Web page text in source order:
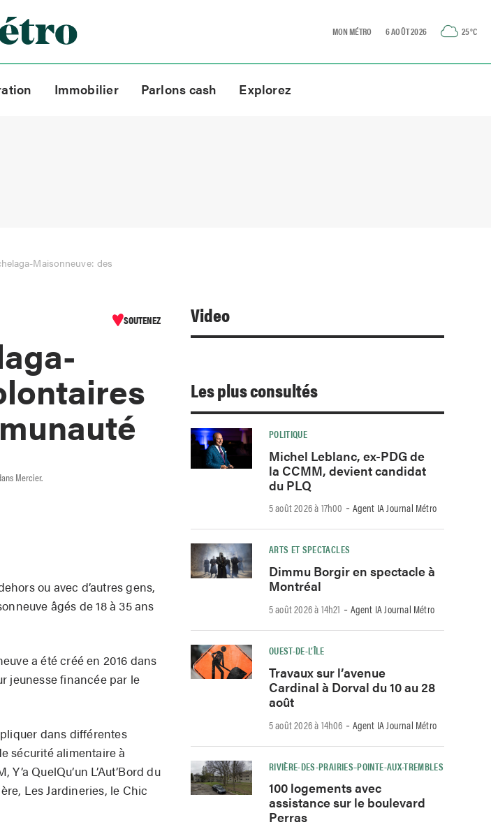
MON MÉTRO 6 AOÛT 2026 25°C
Immobilier Parlons cash Explorez
Maisonneuve: des
SOUTENEZ
Mercier.
ou avec d’autres gens,
âgés de 18 à 35 ans
a été créé en 2016 dans
jeunesse financée par le
dans différentes
sécurité alimentaire à
QuelQu’un L’Aut’Bord du
Les Jardineries, le Chic
Video
Les plus consultés
POLITIQUE
Michel Leblanc, ex-PDG de
la CCMM, devient candidat
du PLQ
5 août 2026 à 17h00 -Agent IA Journal Métro
ARTS ET SPECTACLES
Dimmu Borgir en spectacle à
Montréal
5 août 2026 à 14h21 -Agent IA Journal Métro
OUEST-DE-L’ÎLE
Travaux sur l’avenue
Cardinal à Dorval du 10 au 28
août
5 août 2026 à 14h06 -Agent IA Journal Métro
RIVIÈRE-DES-PRAIRIES–POINTE-AUX-TREMBLES
100 logements avec
assistance sur le boulevard
Perras